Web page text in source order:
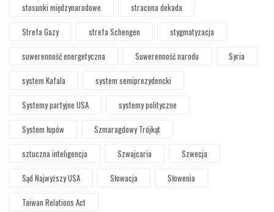
stosunki międzynarodowe
stracona dekada
Strefa Gazy
strefa Schengen
stygmatyzacja
suwerenność energetyczna
Suwerenność narodu
Syria
system Kafala
system semiprezydencki
Systemy partyjne USA
systemy polityczne
System łupów
Szmaragdowy Trójkąt
sztuczna inteligencja
Szwajcaria
Szwecja
Sąd Najwyższy USA
Słowacja
Słowenia
Taiwan Relations Act